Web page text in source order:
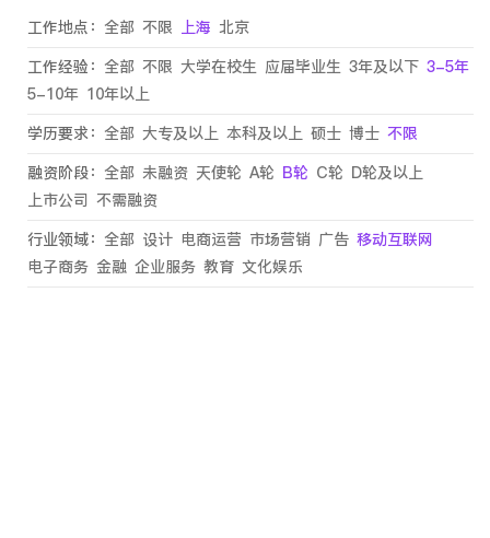
工作地点： 全部 不限 上海 北京
工作经验： 全部 不限 大学在校生 应届毕业生 3年及以下 3-5年
5-10年 10年以上
学历要求： 全部 大专及以上 本科及以上 硕士 博士 不限
融资阶段： 全部 未融资 天使轮 A轮 B轮 C轮 D轮及以上
上市公司 不需融资
行业领域： 全部 设计 电商运营 市场营销 广告 移动互联网
电子商务 金融 企业服务 教育 文化娱乐